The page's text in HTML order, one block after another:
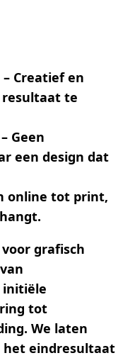
– Creatief en
te
– Geen
een design dat
online tot print,
grafisch
initiële
tot
We laten
het eindresultaat